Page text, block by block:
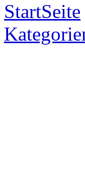
StartSeite